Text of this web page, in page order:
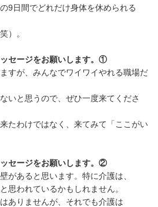
9日間でどれだけ身体を休められる
）。
セージをお願いします。①
すが、みんなでワイワイやれる職場だ
いと思うので、ぜひ一度来てくださ
たわけではなく、来てみて「ここがい
セージをお願いします。②
があると思います。特に介護は、
思われているかもしれません。
ありませんが、それでも介護は